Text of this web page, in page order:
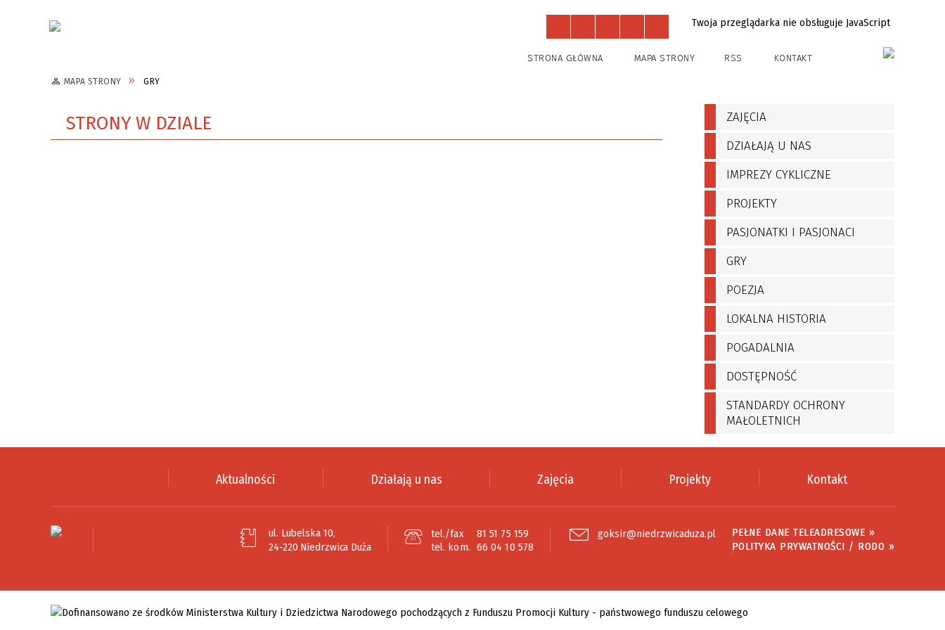
Twoja przeglądarka nie obsługuje JavaScript
STRONA GŁÓWNA MAPA STRONY RSS KONTAKT
Zajęcia Projekty Kontakt
MAPA STRONY GRY
STRONY W DZIALE
ZAJĘCIA
DZIAŁAJĄ U NAS
IMPREZY CYKLICZNE
PROJEKTY
PASJONATKI I PASJONACI
GRY
POEZJA
LOKALNA HISTORIA
POGADALNIA
DOSTĘPNOŚĆ
STANDARDY OCHRONY
MAŁOLETNICH
Aktualności Działają u nas Zajęcia Projekty Kontakt
ul. Lubelska 10,
24-220 Niedrzwica Duża
tel./fax
81 51 75 159
tel. kom. 66 04 10 578
goksir@niedrzwicaduza.pl
PEŁNE DANE TELEADRESOWE »
POLITYKA PRYWATNOŚCI / RODO »